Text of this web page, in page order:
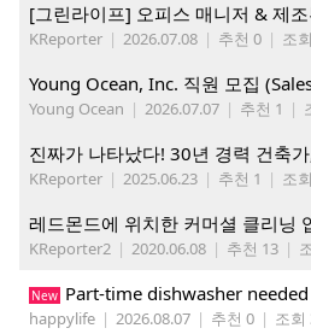
KReporter | 2026.07.08 | 추천 0 | 조
Young Ocean, Inc. 직원 모집
Young Ocean | 2026.07.07 | 추천 1 |
KReporter | 2025.06.23 | 추천 1 | 조
KReporter2 | 2020.06.08 | 추천 13 |
New Part-time dishwasher needed
happylife | 2026.08.07 | 추천 0 | 조회